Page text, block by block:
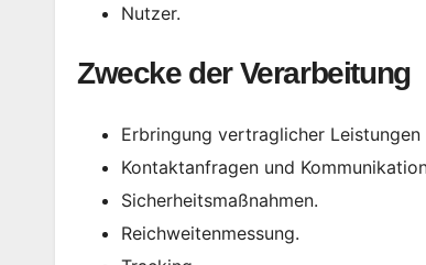
Nutzer.
Zwecke der Verarbeitung
Erbringung vertraglicher
Kontaktanfragen und
Sicherheitsmaßnahmen.
Reichweitenmessung.